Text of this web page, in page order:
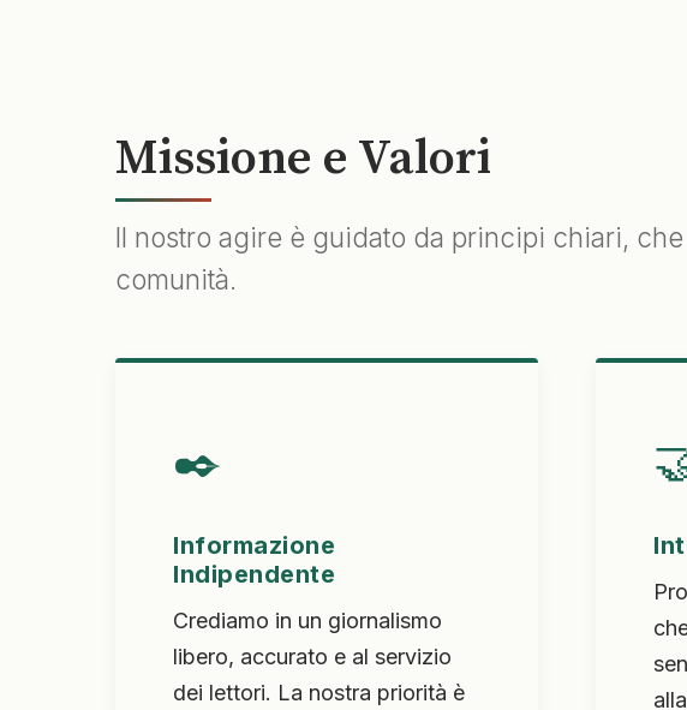
Missione e Valori
Il nostro agire è guidato da principi chiari,
comunità.
✒️
Informazione
Indipendente
Crediamo in un giornalismo
libero, accurato e al servizio
dei lettori. La nostra priorità è